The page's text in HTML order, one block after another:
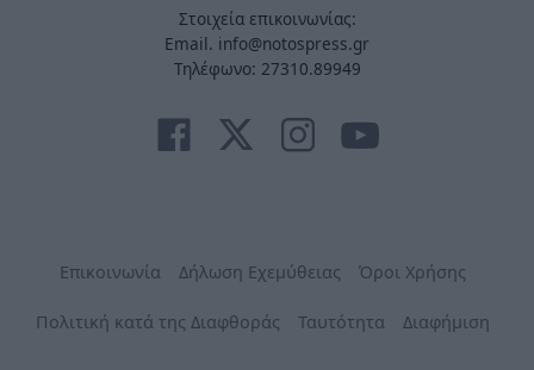
Στοιχεία επικοινωνίας:
Email. info@notospress.gr
Τηλέφωνο: 27310.89949
Επικοινωνία Δήλωση Εχεμύθειας Όροι Χρήσης
Πολιτική κατά της Διαφθοράς Ταυτότητα Διαφήμιση